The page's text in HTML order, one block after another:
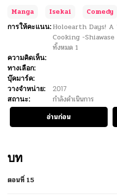
Manga Isekai Comedy
การให้คะแนน: Holoearth Days! A
Cooking -
ทั้งหมด 1
ความคิดเห็น:
ทางเลือก:
บุ๊คมาร์ค:
วางจำหน่าย:
2017
สถานะ:
กำลังดำเนินการ
อ่านก่อน
บท
ตอนที่ 15